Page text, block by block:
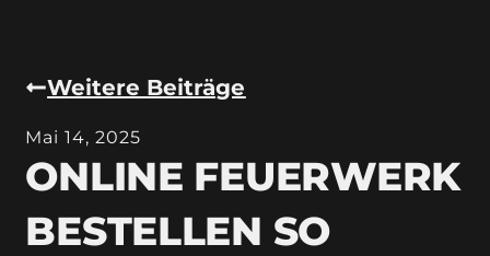
Weitere Beiträge
Mai 14, 2025
ONLINE FEUERWERK
BESTELLEN SO